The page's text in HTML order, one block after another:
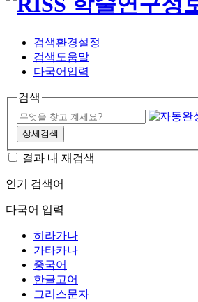
검색환경설정
검색도움말
다국어입력
검색
상세검색
결과 내 재검색
인기 검색어
다국어 입력
히라가나
가타카나
중국어
한글고어
그리스문자